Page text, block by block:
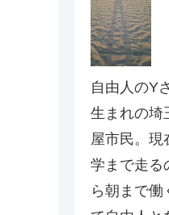
自由人のY
生まれの埼
屋市民。現
学まで走る
ら朝まで働